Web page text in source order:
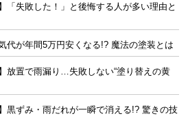
「失敗した！」と後悔する人が多い理由と
代が年間5万円安くなる!? 魔法の塗装とは
放置で雨漏り…失敗しない“塗り替えの黄
黒ずみ・雨だれが一瞬で消える!? 驚きの技